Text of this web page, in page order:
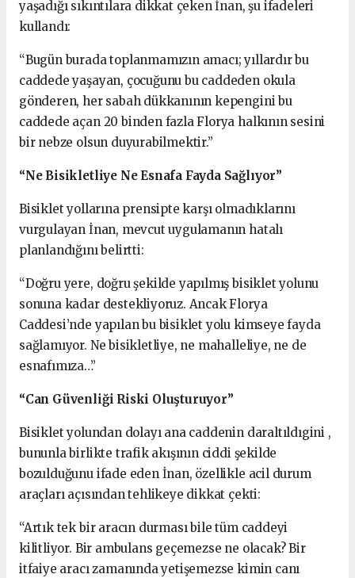
yaşadığı sıkıntılara dikkat çeken İnan, şu ifadeleri
kullandı:
“Bugün burada toplanmamızın amacı; yıllardır bu
caddede yaşayan, çocuğunu bu caddeden okula
gönderen, her sabah dükkanının kepengini bu
caddede açan 20 binden fazla Florya halkının sesini
bir nebze olsun duyurabilmektir.”
“Ne Bisikletliye Ne Esnafa Fayda Sağlıyor”
Bisiklet yollarına prensipte karşı olmadıklarını
vurgulayan İnan, mevcut uygulamanın hatalı
planlandığını belirtti:
“Doğru yere, doğru şekilde yapılmış bisiklet yolunu
sonuna kadar destekliyoruz. Ancak Florya
Caddesi’nde yapılan bu bisiklet yolu kimseye fayda
sağlamıyor. Ne bisikletliye, ne mahalleliye, ne de
esnafımıza…”
“Can Güvenliği Riski Oluşturuyor”
Bisiklet yolundan dolayı ana caddenin daraltıldıgini ,
bununla birlikte trafik akışının ciddi şekilde
bozulduğunu ifade eden İnan, özellikle acil durum
araçları açısından tehlikeye dikkat çekti:
“Artık tek bir aracın durması bile tüm caddeyi
kilitliyor. Bir ambulans geçemezse ne olacak? Bir
itfaiye aracı zamanında yetişemezse kimin canı